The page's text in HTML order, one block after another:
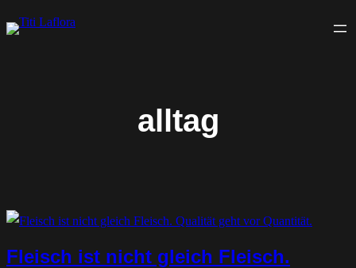
Zum
Inhalt
alltag
Fleisch ist nicht gleich Fleisch.